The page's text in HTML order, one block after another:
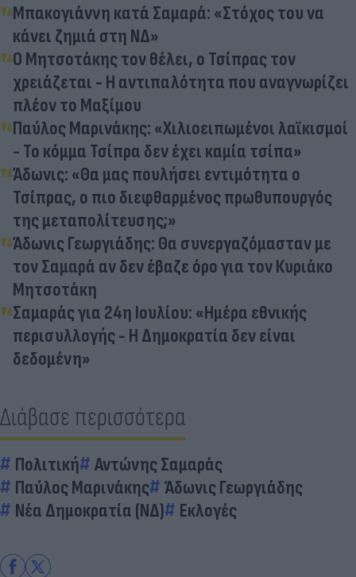
Μπακογιάννη κατά Σαμαρά: «Στόχος του να
κάνει ζημιά στη ΝΔ»
Ο Μητσοτάκης τον θέλει, ο Τσίπρας τον
χρειάζεται - Η αντιπαλότητα που αναγνωρίζει
πλέον το Μαξίμου
Παύλος Μαρινάκης: «Χιλιοειπωμένοι λαϊκισμοί
- Το κόμμα Τσίπρα δεν έχει καμία τσίπα»
Άδωνις: «Θα μας πουλήσει εντιμότητα ο
Τσίπρας, ο πιο διεφθαρμένος πρωθυπουργός
της μεταπολίτευσης;»
Άδωνις Γεωργιάδης: Θα συνεργαζόμασταν με
τον Σαμαρά αν δεν έβαζε όρο για τον Κυριάκο
Μητσοτάκη
Σαμαράς για 24η Ιουλίου: «Ημέρα εθνικής
περισυλλογής - Η Δημοκρατία δεν είναι
δεδομένη»
Διάβασε περισσότερα
Πολιτική
Αντώνης Σαμαράς
Παύλος Μαρινάκης
Άδωνις Γεωργιάδης
Νέα Δημοκρατία (ΝΔ)
Εκλογές